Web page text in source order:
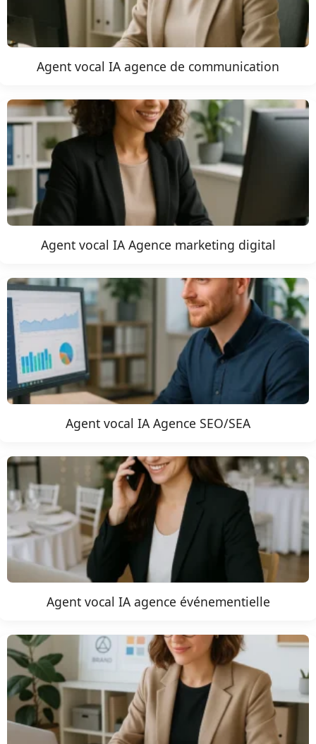
Agent vocal IA agence de communication
Agent vocal IA Agence marketing digital
Agent vocal IA Agence SEO/SEA
Agent vocal IA agence événementielle